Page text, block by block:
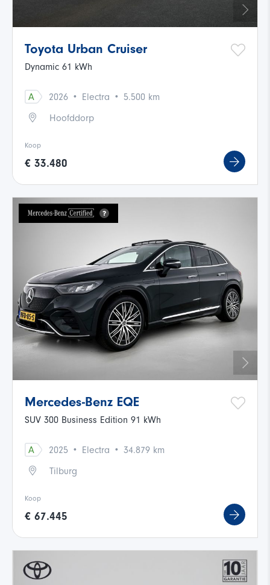
Toyota Urban Cruiser
Dynamic 61 kWh
A 2026 · Electra · 5.500 km
Hoofddorp
Koop
€ 33.480
Mercedes-Benz EQE
SUV 300 Business Edition 91 kWh
A 2025 · Electra · 34.879 km
Tilburg
Koop
€ 67.445